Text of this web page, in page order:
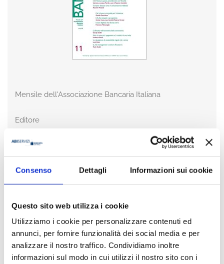
Consenso Dettagli Informazioni sui cookie
Questo sito web utilizza i cookie
Utilizziamo i cookie per personalizzare contenuti ed
annunci, per fornire funzionalità dei social media e per
analizzare il nostro traffico. Condividiamo inoltre
informazioni sul modo in cui utilizzi il nostro sito con i
Mensile dell'Associazione Bancaria Italiana
Editore
2024
Disponibilità
Prezzo
€ 15,00
IVA assolta dall'editore